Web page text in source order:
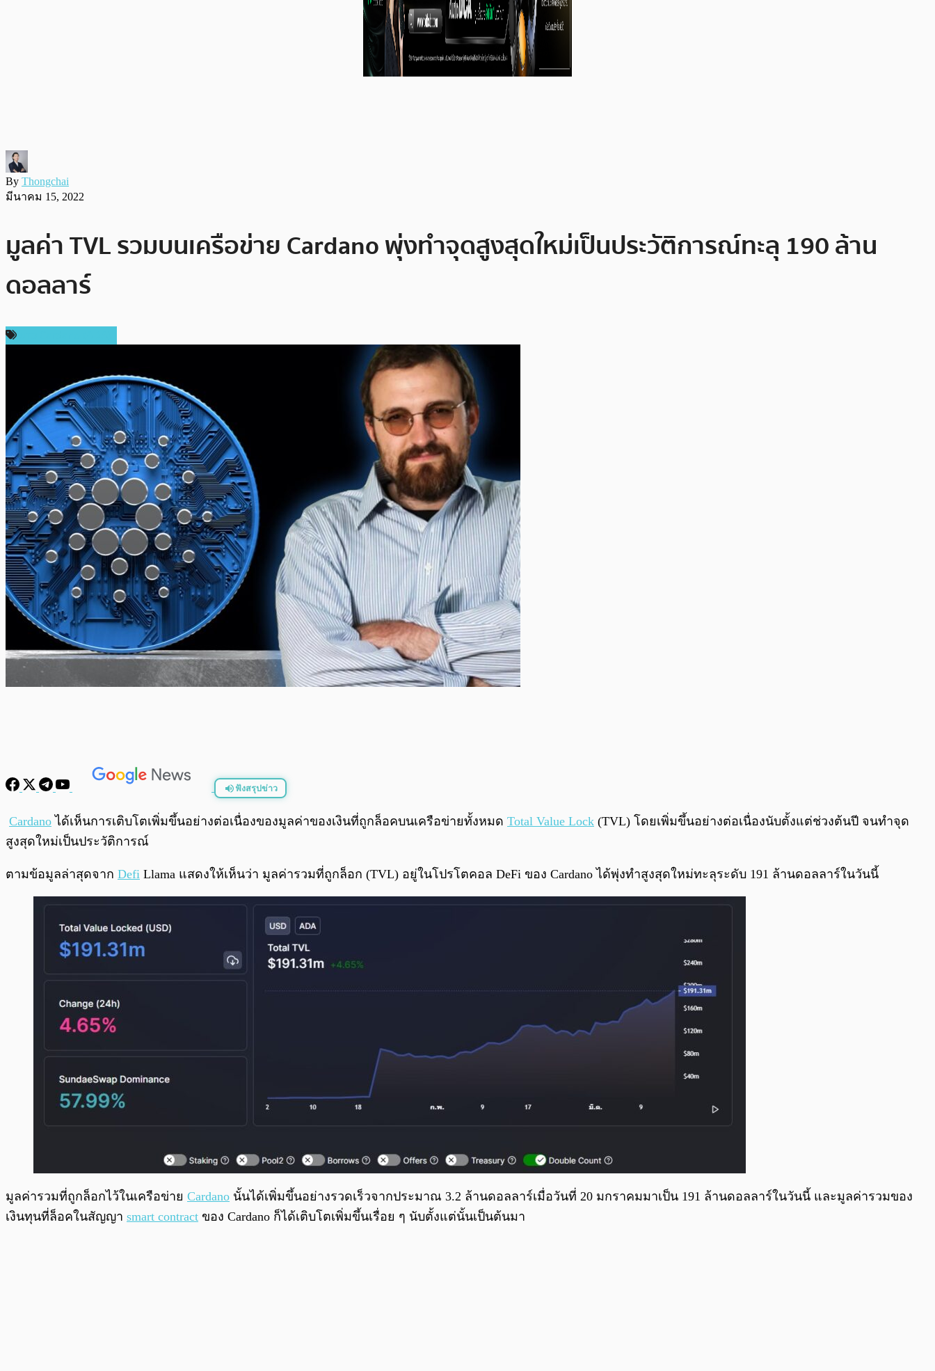
By Thongchai
มีนาคม 15, 2022
มูลค่า TVL รวมบนเครือข่าย Cardano พุ่งทำจุดสูงสุดใหม่เป็นประวัติการณ์ทะลุ 190 ล้าน
ดอลลาร์
ฟังสรุปข่าว
พร้อมเล่น 0:00/
Cardano ได้เห็นการเติบโตเพิ่มขึ้นอย่างต่อเนื่องของมูลค่าของเงินที่ถูกล็อคบนเครือข่ายทั้งหมด Total Value Lock (TVL) โดยเพิ่มขึ้นอย่างต่อเนื่องนับตั้งแต่ช่วงต้นปี จนทำจุด
สูงสุดใหม่เป็นประวัติการณ์
ตามข้อมูลล่าสุดจาก Defi Llama แสดงให้เห็นว่า มูลค่ารวมที่ถูกล็อก (TVL) อยู่ในโปรโตคอล DeFi ของ Cardano ได้พุ่งทำสูงสุดใหม่ทะลุระดับ 191 ล้านดอลลาร์ในวันนี้
มูลค่ารวมที่ถูกล็อกไว้ในเครือข่าย Cardano นั้นได้เพิ่มขึ้นอย่างรวดเร็วจากประมาณ 3.2 ล้านดอลลาร์เมื่อวันที่ 20 มกราคมมาเป็น 191 ล้านดอลลาร์ในวันนี้ และมูลค่ารวมของ
เงินทุนที่ล็อคในสัญญา smart contract ของ Cardano ก็ได้เติบโตเพิ่มขึ้นเรื่อย ๆ นับตั้งแต่นั้นเป็นต้นมา